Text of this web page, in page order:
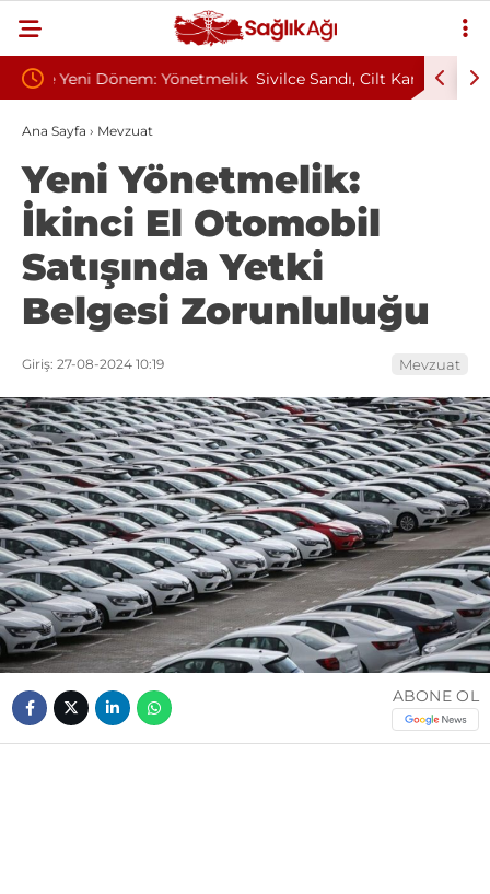
Sivilce Sandı, Cilt Kanseri Çıktı: Ameliyattan 60
Dikişle Uyandı
Baş
Ana Sayfa › Mevzuat
Yeni Yönetmelik:
İkinci El Otomobil
Satışında Yetki
Belgesi Zorunluluğu
Giriş: 27-08-2024 10:19 Mevzuat
ABONE OL